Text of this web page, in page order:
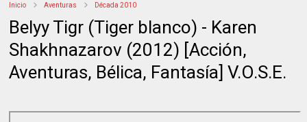
Inicio Aventuras Década 2010
Belyy Tigr (Tiger blanco) - Karen
Shakhnazarov (2012) [Acción,
Aventuras, Bélica, Fantasía] V.O.S.E.